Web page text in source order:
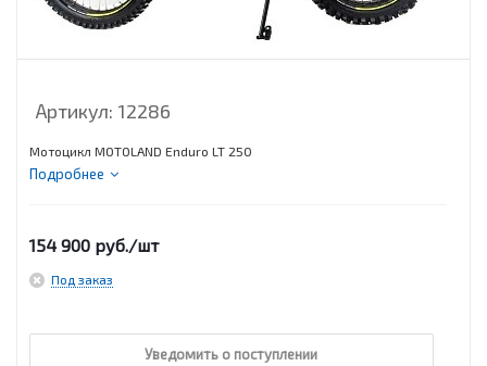
Артикул: 12286
Мотоцикл MOTOLAND Enduro LT 250
Подробнее
154 900 руб./шт
Под заказ
Уведомить о поступлении